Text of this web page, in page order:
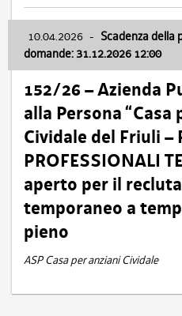
10.04.2026 - Scadenza della
domande: 31.12.2026 12:00
152/26 – Azienda
alla Persona “Casa
Cividale del Friuli –
PROFESSIONALI
aperto per il
temporaneo a
pieno
ASP Casa per anziani Cividale